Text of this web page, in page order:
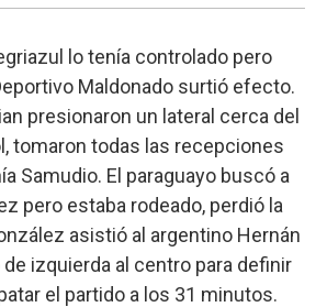
lo tenía controlado pero
Maldonado surtió efecto.
presionaron un lateral cerca del
tomaron todas las recepciones
Samudio. El paraguayo buscó a
pero estaba rodeado, perdió la
asistió al argentino Hernán
izquierda al centro para definir
el partido a los 31 minutos.